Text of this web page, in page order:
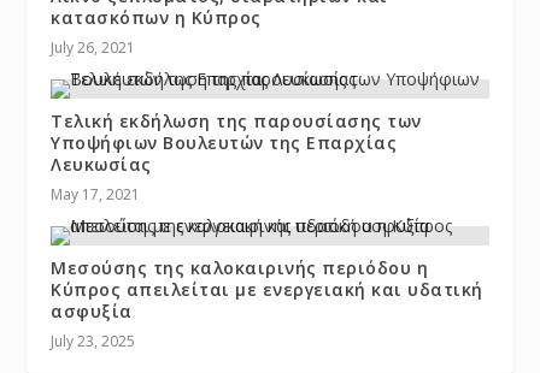
κατασκόπων η Κύπρος
July 26, 2021
Τελική εκδήλωση της παρουσίασης των
Υποψήφιων Βουλευτών της Επαρχίας
Λευκωσίας
May 17, 2021
Μεσούσης της καλοκαιρινής περιόδου η
Κύπρος απειλείται με ενεργειακή και υδατική
ασφυξία
July 23, 2025